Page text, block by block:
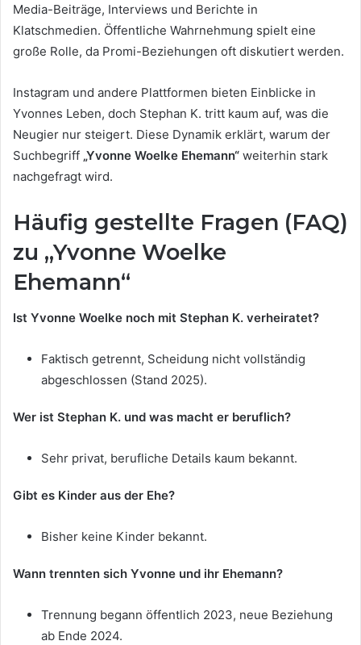
Media-Beiträge, Interviews und Berichte in
Klatschmedien. Öffentliche Wahrnehmung spielt eine
große Rolle, da Promi-Beziehungen oft diskutiert werden.
Instagram und andere Plattformen bieten Einblicke in
Yvonnes Leben, doch Stephan K. tritt kaum auf, was die
Neugier nur steigert. Diese Dynamik erklärt, warum der
Suchbegriff „Yvonne Woelke Ehemann“ weiterhin stark
nachgefragt wird.
Häufig gestellte Fragen (FAQ)
zu „Yvonne Woelke
Ehemann“
Ist Yvonne Woelke noch mit Stephan K. verheiratet?
Faktisch getrennt, Scheidung nicht vollständig
abgeschlossen (Stand 2025).
Wer ist Stephan K. und was macht er beruflich?
Sehr privat, berufliche Details kaum bekannt.
Gibt es Kinder aus der Ehe?
Bisher keine Kinder bekannt.
Wann trennten sich Yvonne und ihr Ehemann?
Trennung begann öffentlich 2023, neue Beziehung
ab Ende 2024.